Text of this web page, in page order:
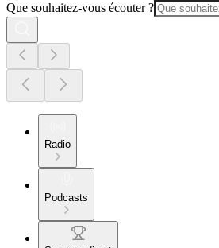
Que souhaitez-vous écouter ?
Radio
Podcasts